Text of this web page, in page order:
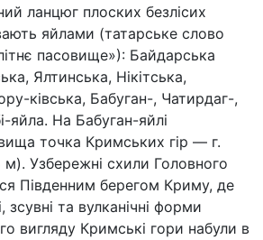
ланцюг плоских безлісих
яйлами (татарське слово
пасовище»): Байдарська
Ялтинська, Нікітська,
ківська, Бабуган-, Чатирдаг-,
яйла. На Бабуган-яйлі
точка Кримських гір — г.
Узбережні схили Головного
Південним берегом Криму, де
зсувні та вулканічні форми
вигляду Кримські гори набули в